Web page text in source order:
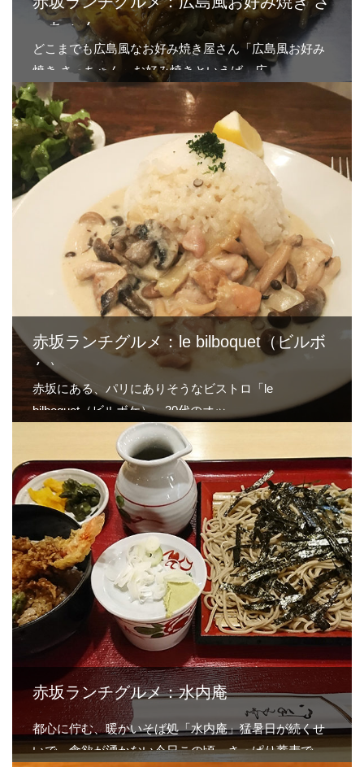
っちゃん
どこまでも広島風なお好み焼き屋さん「広島風お好み
焼き さっちゃん」お好み焼きといえば、広…
赤坂ランチグルメ：le bilboquet（ビルボ
ケ）
赤坂にある、パリにありそうなビストロ「le
bilboquet（ビルボケ）」30代のオッ…
赤坂ランチグルメ：水内庵
都心に佇む、暖かいそば処「水内庵」猛暑日が続くせ
いで、食欲が湧かない今日この頃、さっぱり蕎麦で